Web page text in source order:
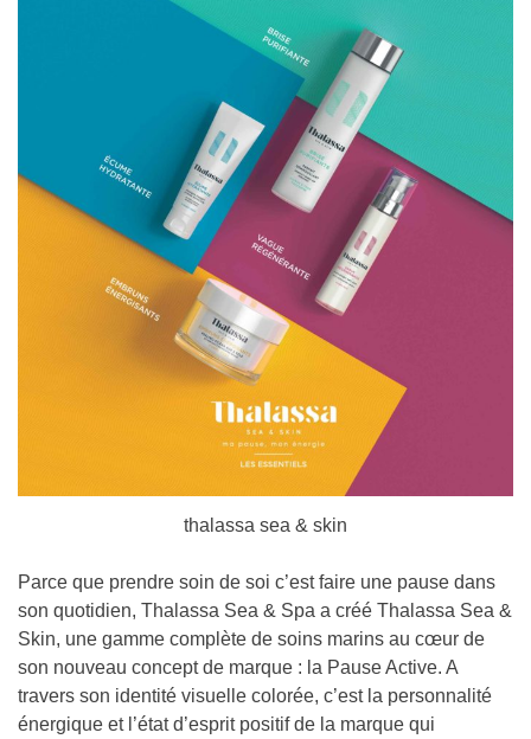
thalassa sea & skin
Parce que prendre soin de soi c’est faire une pause dans
son quotidien, Thalassa Sea & Spa a créé Thalassa Sea &
Skin, une gamme complète de soins marins au cœur de
son nouveau concept de marque : la Pause Active. A
travers son identité visuelle colorée, c’est la personnalité
énergique et l’état d’esprit positif de la marque qui